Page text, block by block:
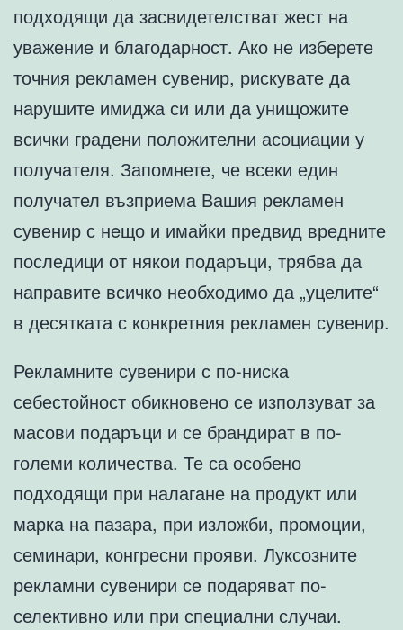
подходящи да засвидетелстват жест на
уважение и благодарност. Ако не изберете
точния рекламен сувенир, рискувате да
нарушите имиджа си или да унищожите
всички градени положителни асоциации у
получателя. Запомнете, че всеки един
получател възприема Вашия рекламен
сувенир с нeщо и имайки предвид вредните
последици от някои подаръци, трябва да
направите всичко необходимо да „уцелите“
в десятката с конкретния рекламен сувенир.
Рекламните сувенири с по-ниска
себестойност обикновено се използуват за
масови подаръци и се брандират в по-
големи количества. Те са особено
подходящи при налагане на продукт или
марка на пазара, при изложби, промоции,
семинари, конгресни прояви. Луксозните
рекламни сувенири се подаряват по-
селективно или при специални случаи.